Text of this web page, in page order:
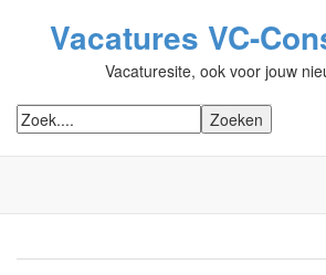
Vacatures VC-
Vacaturesite, ook voor jouw